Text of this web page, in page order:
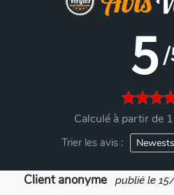
5
Calculé à partir de
Trier les avis :
Client anonyme publié le